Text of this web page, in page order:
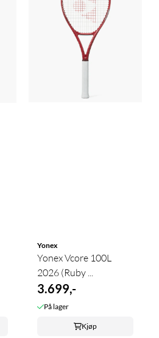
Yonex
Yonex Vcore 100L
2026 (Ruby ...
3.699,-
På lager
Kjøp